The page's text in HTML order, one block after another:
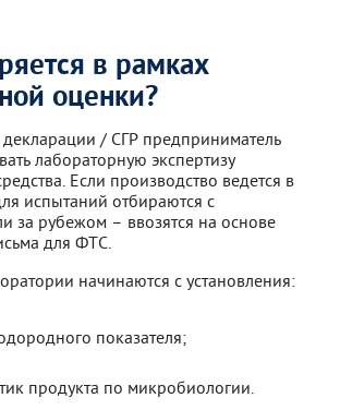
в рамках
оценки?
/ СГР предприниматель
лабораторную экспертизу
Если производство ведется в
испытаний отбираются с
за рубежом – ввозятся на основе
для ФТС.
начинаются с установления:
показателя;
продукта по микробиологии.